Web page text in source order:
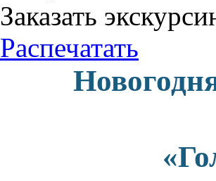
Заказать
Распечатать